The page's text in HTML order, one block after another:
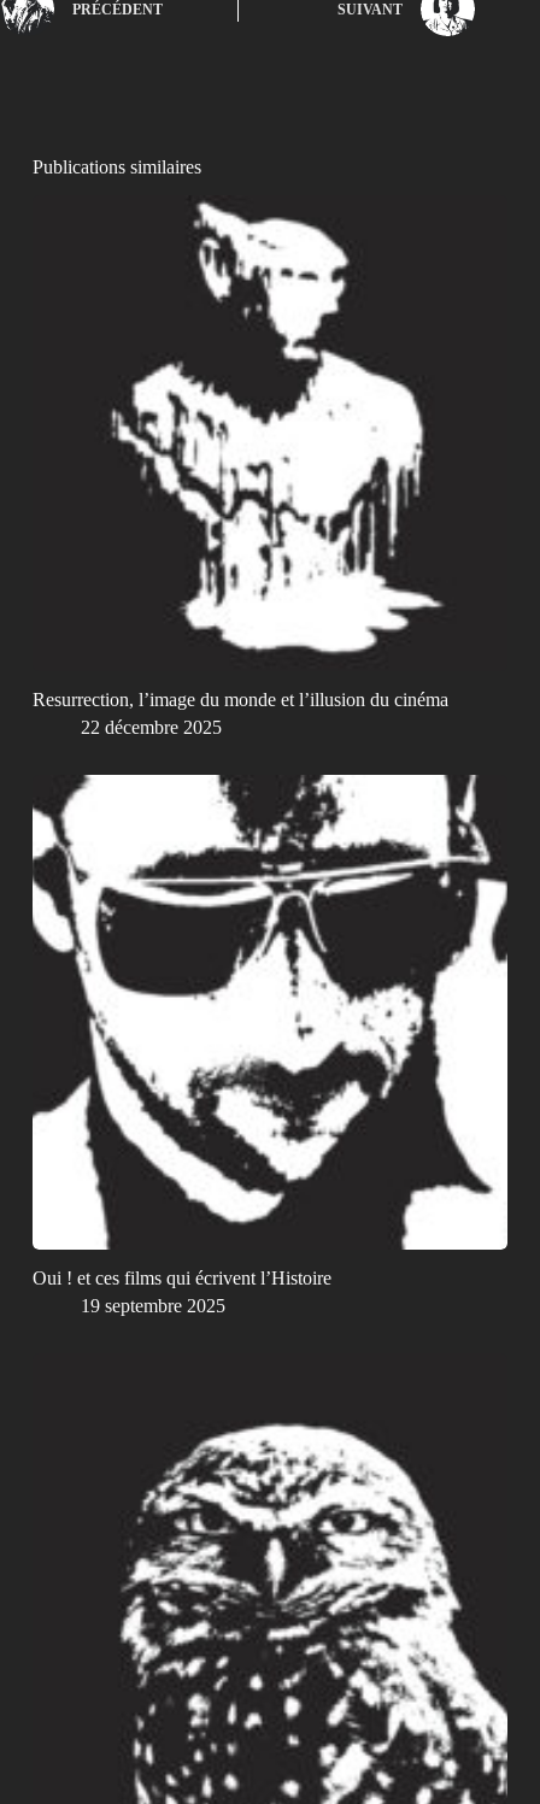
PRÉCÉDENT SUIVANT
Publications similaires
Resurrection, l’image du monde et l’illusion du cinéma
22 décembre 2025
Oui ! et ces films qui écrivent l’Histoire
19 septembre 2025